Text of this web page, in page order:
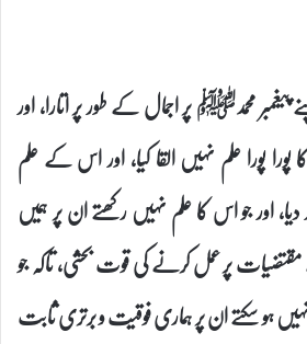
محمدﷺ پر اجمال کے طور پر اتارا، اور
پورا علم نہیں القا کیا، اور اس کے علم
اور جو اس کا علم نہیں رکھتے ان پر ہمیں
پر عمل کرنے کی قوت بحشی، تاکہ جو
ہو سکتے ان پر ہماری فوقیت و برتری ثابت